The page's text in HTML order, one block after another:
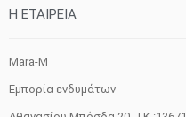
H ETAIΡΕΙΑ
Mara-M
Εμπορία ενδυμάτων